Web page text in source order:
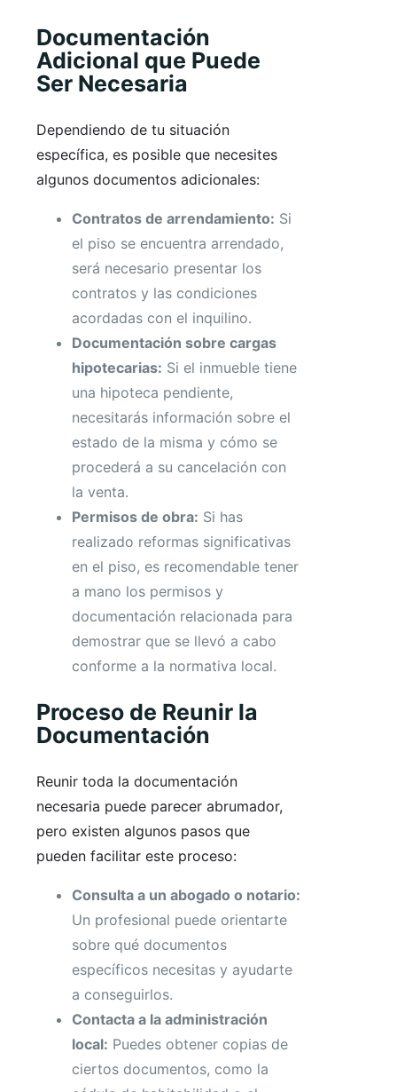
Documentación
Adicional que Puede
Ser Necesaria
Dependiendo de tu situación
específica, es posible que necesites
algunos documentos adicionales:
Contratos de arrendamiento: Si
el piso se encuentra arrendado,
será necesario presentar los
contratos y las condiciones
acordadas con el inquilino.
Documentación sobre cargas
hipotecarias: Si el inmueble tiene
una hipoteca pendiente,
necesitarás información sobre el
estado de la misma y cómo se
procederá a su cancelación con
la venta.
Permisos de obra: Si has
realizado reformas significativas
en el piso, es recomendable tener
a mano los permisos y
documentación relacionada para
demostrar que se llevó a cabo
conforme a la normativa local.
Proceso de Reunir la
Documentación
Reunir toda la documentación
necesaria puede parecer abrumador,
pero existen algunos pasos que
pueden facilitar este proceso:
Consulta a un abogado o notario:
Un profesional puede orientarte
sobre qué documentos
específicos necesitas y ayudarte
a conseguirlos.
Contacta a la administración
local: Puedes obtener copias de
ciertos documentos, como la